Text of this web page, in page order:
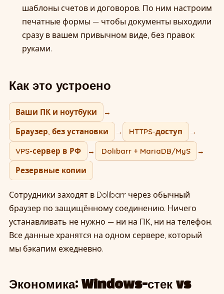
шаблоны счетов и договоров. По ним настроим
печатные формы — чтобы документы выходили
сразу в вашем привычном виде, без правок
руками.
Как это устроено
Ваши ПК и ноутбуки →
Браузер, без установки → HTTPS-доступ →
VPS-сервер в РФ → Dolibarr + MariaDB/MyS →
Резервные копии
Сотрудники заходят в Dolibarr через обычный
браузер по защищённому соединению. Ничего
устанавливать не нужно — ни на ПК, ни на телефон.
Все данные хранятся на одном сервере, который
мы бэкапим ежедневно.
Экономика: Windows-стек vs